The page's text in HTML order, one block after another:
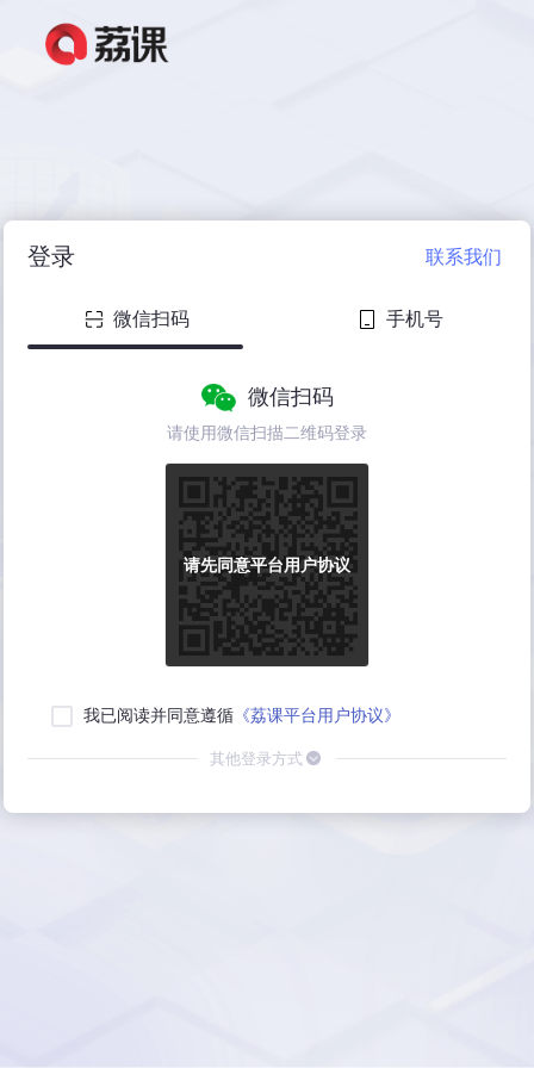
登录 联系我们
微信扫码 手机号
微信扫码
请使用微信扫描二维码登录
请先同意平台用户协议
我已阅读并同意遵循 《荔课平台用户协议》
其他登录方式